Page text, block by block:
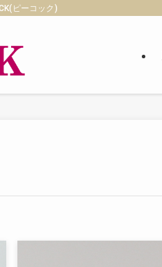
ピーコック)